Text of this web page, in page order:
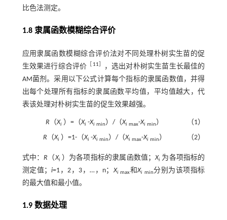
比色法测定。
1.8 隶属函数模糊综合评价
应用隶属函数模糊综合评价法对不同处理朴树实生苗的促
生效果进行综合评价
11
，选出对朴树实生苗生长最佳的
AM菌剂。采用以下公式计算每个指标的隶属函数值，并得
出每个处理所有指标的隶属函数平均值，平均值越大，代
表该处理对朴树实生苗的促生效果越强。
R （Xi ）=（Xi -Xi min）/（Xi max-Xi min）
（1）
R （Xi）=1-（Xi-Xi min）/（Xi max-Xi min） （2）
式中：R （Xi）为各项指标的隶属函数值；Xi 为各项指标的
测定值；i=1，2，3，…，n；Xi max和Xi min分别为该项指标
的最大值和最小值。
1.9 数据处理